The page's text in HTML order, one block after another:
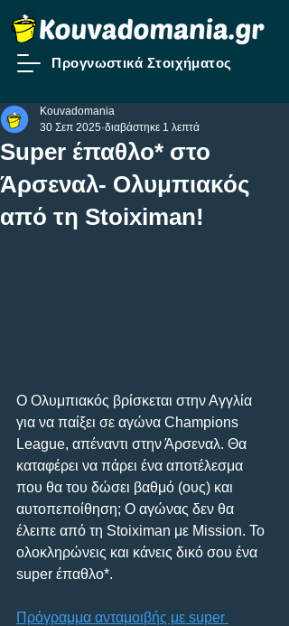
Προγνωστικά Στοιχήματος
Super έπαθλο* στο
Άρσεναλ- Ολυμπιακός
από τη Stoiximan!
Kouvadomania
30 Σεπ 2025 διαβάστηκε 1 λεπτά
Ο Ολυμπιακός βρίσκεται στην Αγγλία
για να παίξει σε αγώνα Champions
League, απέναντι στην Άρσεναλ. Θα
καταφέρει να πάρει ένα αποτέλεσμα
που θα του δώσει βαθμό (ους) και
αυτοπεποίθηση; Ο αγώνας δεν θα
έλειπε από τη Stoiximan με Mission. Το
ολοκληρώνεις και κάνεις δικό σου ένα
super έπαθλο*.
Πρόγραμμα ανταμοιβής με super